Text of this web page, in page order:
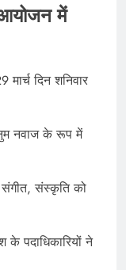
में
मार्च दिन शनिवार
नवाज के रूप में
संगीत, संस्कृति को
के पदाधिकारियों ने